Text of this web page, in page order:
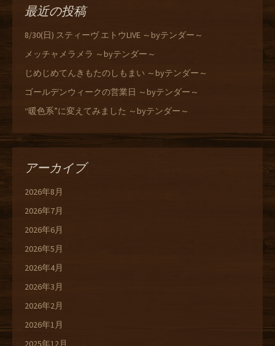
最近の投稿
8/30(日) スティーヴ エトウLIVE ～byテンダー～
メッチャメラメラ ～byテンダー～
じめじめてんきもたのしもまい ～byテンダー～
ゴールデンウィークの営業日 ～byテンダー～
“暖色系”に変えてみました ～byテンダー～
アーカイブ
2026年8月
2026年7月
2026年6月
2026年5月
2026年4月
2026年3月
2026年2月
2026年1月
2025年12月